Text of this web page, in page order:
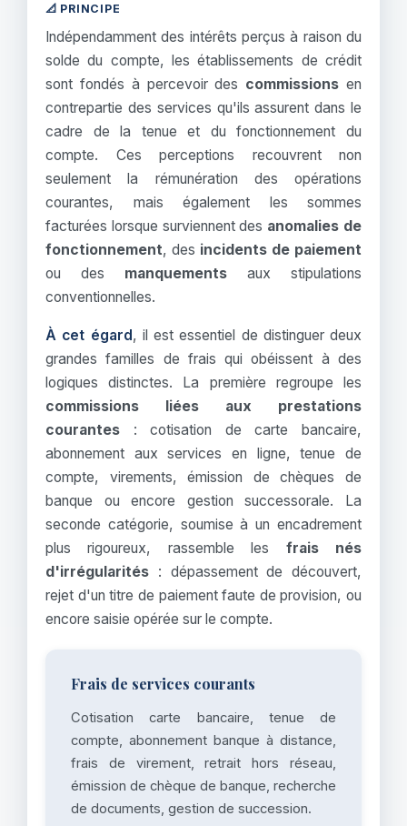
📐 PRINCIPE
Indépendamment des intérêts perçus à raison du
solde du compte, les établissements de crédit
sont fondés à percevoir des commissions en
contrepartie des services qu'ils assurent dans le
cadre de la tenue et du fonctionnement du
compte. Ces perceptions recouvrent non
seulement la rémunération des opérations
courantes, mais également les sommes
facturées lorsque surviennent des anomalies de
fonctionnement, des incidents de paiement
ou des manquements aux stipulations
conventionnelles.
À cet égard, il est essentiel de distinguer deux
grandes familles de frais qui obéissent à des
logiques distinctes. La première regroupe les
commissions liées aux prestations
courantes : cotisation de carte bancaire,
abonnement aux services en ligne, tenue de
compte, virements, émission de chèques de
banque ou encore gestion successorale. La
seconde catégorie, soumise à un encadrement
plus rigoureux, rassemble les frais nés
d'irrégularités : dépassement de découvert,
rejet d'un titre de paiement faute de provision, ou
encore saisie opérée sur le compte.
Frais de services courants
Cotisation carte bancaire, tenue de
compte, abonnement banque à distance,
frais de virement, retrait hors réseau,
émission de chèque de banque, recherche
de documents, gestion de succession.